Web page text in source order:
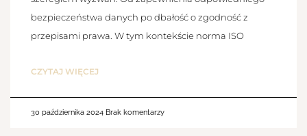
bezpieczeństwa danych po dbałość o zgodność z
przepisami prawa. W tym kontekście norma ISO
CZYTAJ WIĘCEJ
30 października 2024 Brak komentarzy